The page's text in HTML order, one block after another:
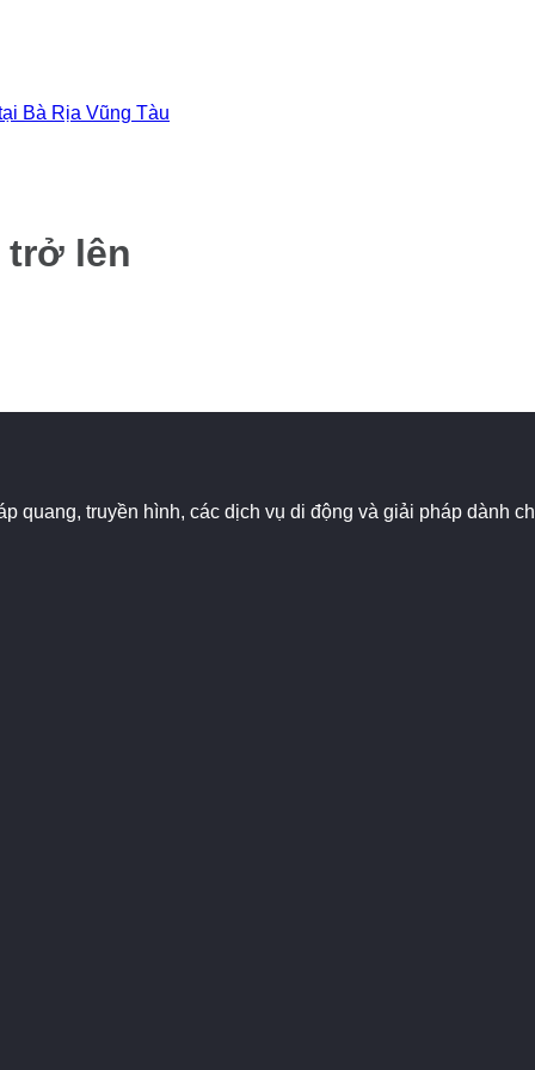
Bà Rịa Vũng Tàu
trở lên
quang, truyền hình, các dịch vụ di động và giải pháp dành